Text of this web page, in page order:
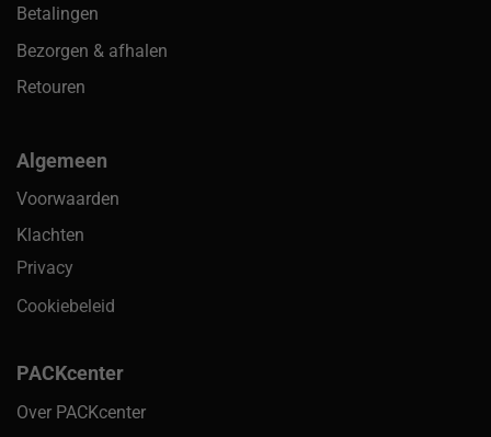
Betalingen
Bezorgen & afhalen
Retouren
Algemeen
Voorwaarden
Klachten
Privacy
Cookiebeleid
PACKcenter
Over PACKcenter